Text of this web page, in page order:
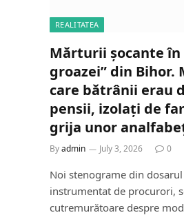
REALITATEA
Mărturii șocante în
groazei” din Bihor.
care bătrânii erau
pensii, izolați de
grija unor
Byadmin July 3, 2026 0
Noi stenograme din dosarul
instrumentat de procurori,
cutremurătoare despre